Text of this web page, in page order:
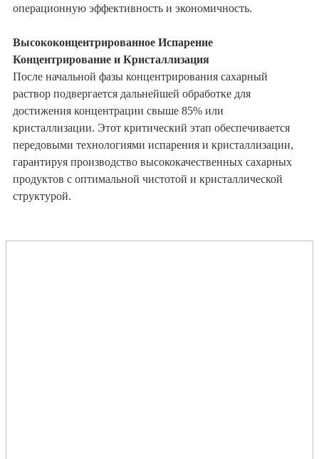
операционную эффективность и экономичность.
Высококонцентрированное Испарение
Концентрирование и Кристаллизация
После начальной фазы концентрирования сахарный
раствор подвергается дальнейшей обработке для
достижения концентрации свыше 85% или
кристаллизации. Этот критический этап обеспечивается
передовыми технологиями испарения и кристаллизации,
гарантируя производство высококачественных сахарных
продуктов с оптимальной чистотой и кристаллической
структурой.